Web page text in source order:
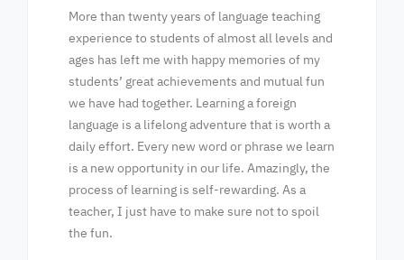
More than twenty years of language teaching
experience to students of almost all levels and
ages has left me with happy memories of my
students’ great achievements and mutual fun
we have had together. Learning a foreign
language is a lifelong adventure that is worth a
daily effort. Every new word or phrase we learn
is a new opportunity in our life. Amazingly, the
process of learning is self-rewarding. As a
teacher, I just have to make sure not to spoil
the fun.